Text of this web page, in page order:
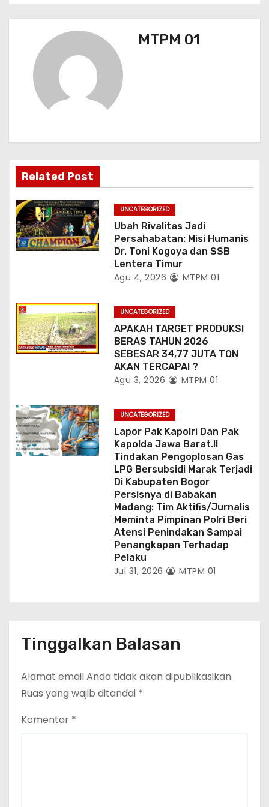
s
MTPM 01
Related Post
UNCATEGORIZED
Ubah Rivalitas Jadi
Persahabatan: Misi Humanis
Dr. Toni Kogoya dan SSB
Lentera Timur
Agu 4, 2026 MTPM 01
UNCATEGORIZED
APAKAH TARGET PRODUKSI
BERAS TAHUN 2026
SEBESAR 34,77 JUTA TON
AKAN TERCAPAI ?
Agu 3, 2026 MTPM 01
UNCATEGORIZED
Lapor Pak Kapolri Dan Pak
Kapolda Jawa Barat.!!
Tindakan Pengoplosan Gas
LPG Bersubsidi Marak Terjadi
Di Kabupaten Bogor
Persisnya di Babakan
Madang: Tim Aktifis/Jurnalis
Meminta Pimpinan Polri Beri
Atensi Penindakan Sampai
Penangkapan Terhadap
Pelaku
Jul 31, 2026 MTPM 01
Tinggalkan Balasan
Alamat email Anda tidak akan dipublikasikan.
Ruas yang wajib ditandai *
Komentar *